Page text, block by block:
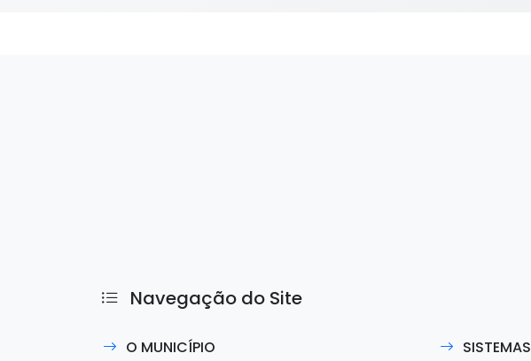
Navegação do Site
O MUNICÍPIO SISTEMAS